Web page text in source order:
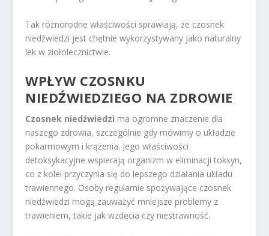
Tak różnorodne właściwości sprawiają, że czosnek
niedźwiedzi jest chętnie wykorzystywany jako naturalny
lek w ziołolecznictwie.
WPŁYW CZOSNKU
NIEDŹWIEDZIEGO NA ZDROWIE
Czosnek niedźwiedzi ma ogromne znaczenie dla
naszego zdrowia, szczególnie gdy mówimy o układzie
pokarmowym i krążenia. Jego właściwości
detoksykacyjne wspierają organizm w eliminacji toksyn,
co z kolei przyczynia się do lepszego działania układu
trawiennego. Osoby regularnie spożywające czosnek
niedźwiedzi mogą zauważyć mniejsze problemy z
trawieniem, takie jak wzdęcia czy niestrawność.